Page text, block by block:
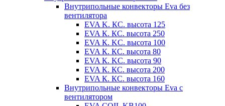
Внутрипольные конвекторы Eva без
вентилятора
EVA K. КС. высота 125
EVA К. КС. высота 250
EVA К. KС. высота 100
EVA К. КС. высота 80
EVA К. KC. высота 90
EVA К. КС. высота 200
EVA К. КС. высота 160
Внутрипольные конвекторы Eva с
вентилятором